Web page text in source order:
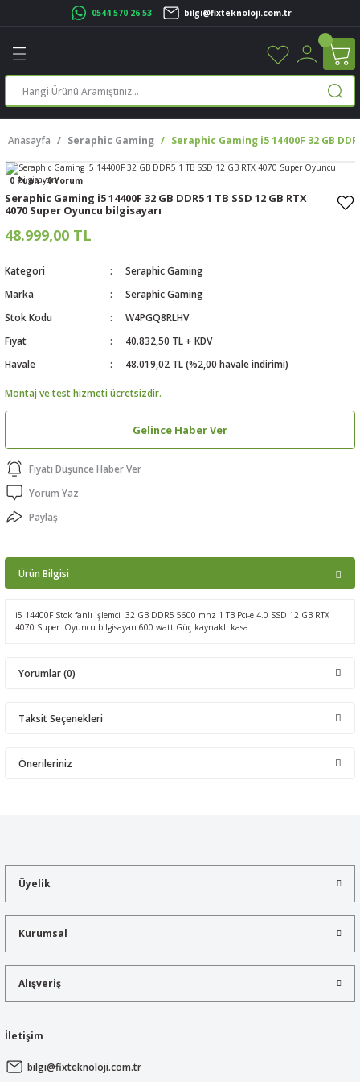
0544 570 26 53 bilgi@fixteknoloji.com.tr
Geri Dön
Geri Dön
Geri Dön
Yazıcı
Geri Dön
Geri Dön
Geri Dön
Geri Dön
Geri Dön
Anasayfa Seraphic Gaming Seraphic Gaming i5 14400F 32 GB
0 Puan - 0 Yorum
Seraphic Gaming i5 14400F 32 GB DDR5 1 TB SSD 12 GB RTX
4070 Super Oyuncu bilgisayarı
48.999,00 TL
Kategori
Seraphic Gaming
Marka
Seraphic Gaming
Stok Kodu
W4PGQ8RLHV
Fiyat
40.832,50 TL + KDV
Havale
48.019,02 TL (%2,00 havale indirimi)
Montaj ve test hizmeti ücretsizdir.
Gelince Haber Ver
Fiyatı Düşünce Haber Ver
Yorum Yaz
Paylaş
Ürün Bilgisi
i5 14400F Stok fanlı işlemci 32 GB DDR5 5600 mhz 1 TB Pcı-e 4.0 SSD 12 GB RTX
4070 Super Oyuncu bilgisayarı 600 watt Güç kaynaklı kasa
Yorumlar (0)
Taksit Seçenekleri
Önerileriniz
Ürün açıklamasında eksik bilgiler bulunuyor.
Ürün bilgilerinde hatalar bulunuyor.
Bu ürüne benzer farklı alternatifler olmalı.
Üyelik
Kurumsal
Alışveriş
İletişim
bilgi@fixteknoloji.com.tr